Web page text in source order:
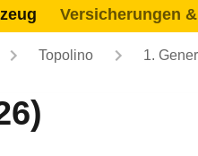
Versicherungen
Topolino 1.